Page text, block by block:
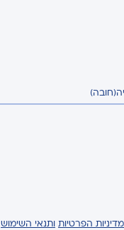
(חובה)
הפרטיות ותנאי השימוש